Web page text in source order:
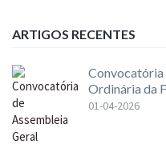
ARTIGOS RECENTES
Convocatória
Ordinária da
01-04-2026